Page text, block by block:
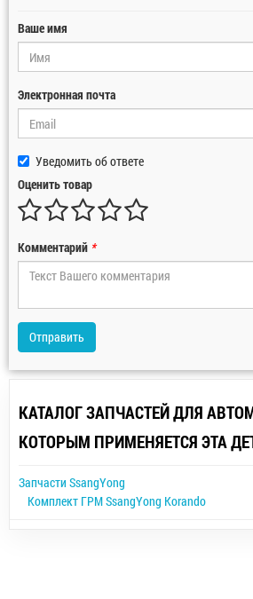
Ваше имя
Электронная почта
Уведомить об ответе
Оценить товар
Комментарий *
Отправить
КАТАЛОГ ЗАПЧАСТЕЙ ДЛЯ
КОТОРЫМ ПРИМЕНЯЕТСЯ ЭТА
Запчасти SsangYong
Комплект ГРМ SsangYong Korando